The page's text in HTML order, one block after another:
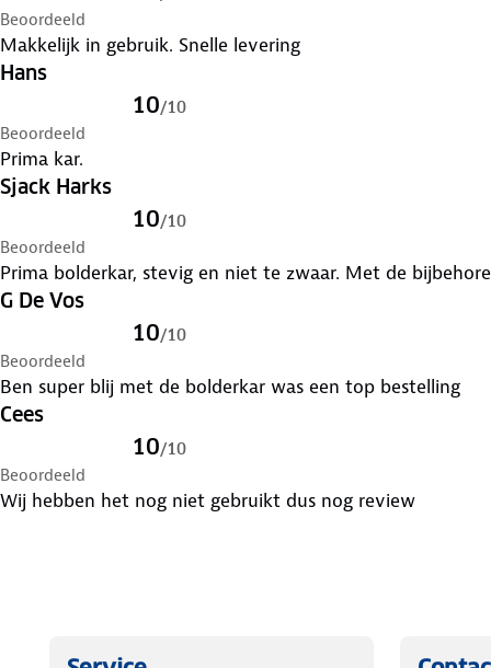
Inhoud verpakking
BRASQ bolderkar
Let op: de wielen zijn voorzien van een kliksysteem en
vastgeschroefd.
Beoordeeld
Makkelijk in gebruik. Snelle levering
Hans
10/10
Beoordeeld
Prima kar.
Sjack Harks
10/10
Beoordeeld
Prima bolderkar, stevig en niet te zwaar. Met de
G De Vos
10/10
Beoordeeld
Ben super blij met de bolderkar was een top bestelling
Cees
10/10
Beoordeeld
Wij hebben het nog niet gebruikt dus nog review